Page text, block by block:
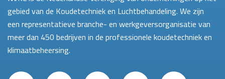
gebied van de Koudetechniek en Luchtbehandeling. We zijn
een representatieve branche- en werkgeversorganisatie van
meer dan 450 bedrijven in de professionele koudetechniek en
klimaatbeheersing.